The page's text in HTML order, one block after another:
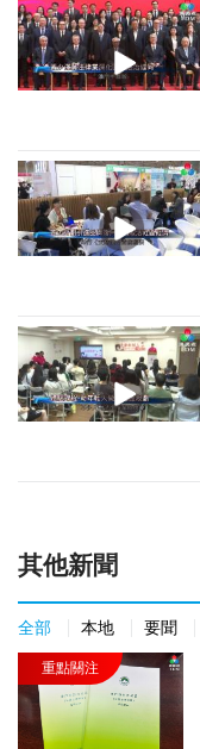
其他新聞
全部 本地 要聞